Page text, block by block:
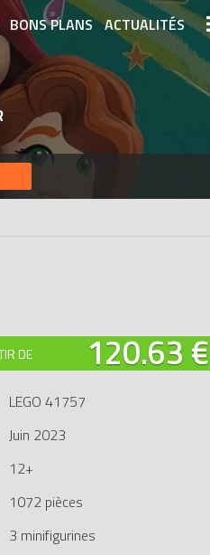
BONS PLANS ACTUALITÉS
LEGO LES PLUS CHERS
DERNIERS LEGO AJOUTÉS
DE 120.63 €
LEGO 41757
Juin 2023
12+
1072 pièces
3 minifigurines